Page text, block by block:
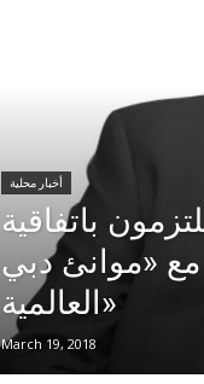
أخبار محلية
باتفاقية
مع «موانئ دبي
العالمية»
March 19, 2018